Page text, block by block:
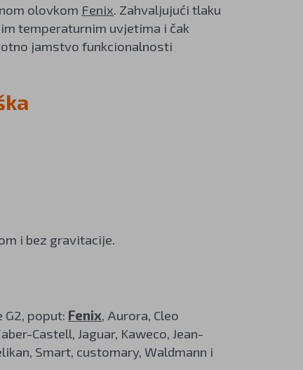
olovkom Fenix. Zahvaljujući tlaku
temperaturnim uvjetima i čak
jamstvo funkcionalnosti
i bez gravitacije.
poput: Fenix, Aurora, Cleo
Castell, Jaguar, Kaweco, Jean-
Smart, customary, Waldmann i